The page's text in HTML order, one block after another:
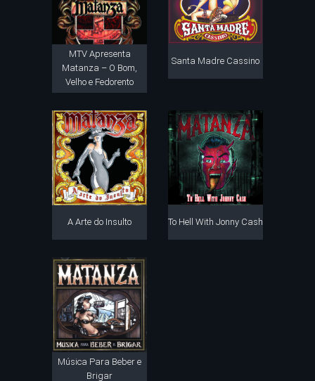
MTV Apresenta
Matanza – O Bom,
Velho e Fedorento
Santa Madre Cassino
A Arte do Insulto To Hell With Jonny Cash
Música Para Beber e
Brigar